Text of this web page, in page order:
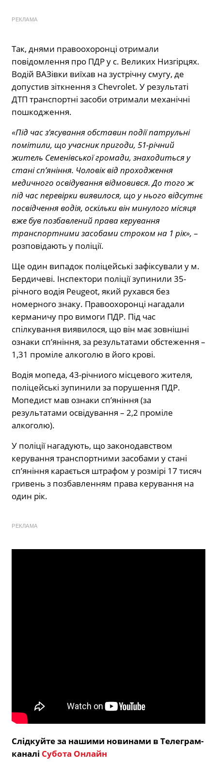
РЕКЛАМА
Так, днями правоохоронці отримали
повідомлення про ПДР у с. Великих Низгірцях.
Водій ВАЗівки виїхав на зустрічну смугу, де
допустив зіткнення з Chevrolet. У результаті
ДТП транспортні засоби отримали механічні
пошкодження.
«Під час з’ясування обставин події патрульні
помітили, що учасник пригоди, 51-річний
житель Семенівської громади, знаходиться у
стані сп’яніння. Чоловік від проходження
медичного освідування відмовився. До того ж
під час перевірки виявилося, що у нього відсутнє
посвідчення водія, оскільки він минулого місяця
вже був позбавлений права керування
транспортними засобами строком на 1 рік», –
розповідають у поліції.
Ще один випадок поліцейські зафіксували у м.
Бердичеві. Інспектори поліції зупинили 35-
річного водія Peugeot, який рухався без
номерного знаку. Правоохоронці нагадали
керманичу про вимоги ПДР. Під час
спілкування виявилося, що він має зовнішні
ознаки сп’яніння, за результатами обстеження –
1,31 проміле алкоголю в його крові.
Водія мопеда, 43-річниого місцевого жителя,
поліцейські зупинили за порушення ПДР.
Мопедист мав ознаки сп’яніння (за
результатами освідування – 2,2 проміле
алкоголю).
У поліції нагадують, що законодавством
керування транспортними засобами у стані
сп’яніння карається штрафом у розмірі 17 тисяч
гривень з позбавленням права керування на
один рік.
РЕКЛАМА
Слідкуйте за нашими новинами в Телеграм-
каналі Субота Онлайн